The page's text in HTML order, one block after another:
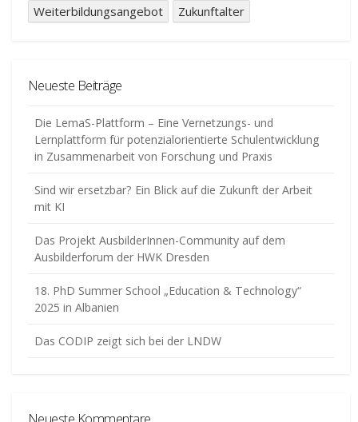
Weiterbildungsangebot
Zukunftalter
Neueste Beiträge
Die LemaS-Plattform – Eine Vernetzungs- und
Lernplattform für potenzialorientierte Schulentwicklung
in Zusammenarbeit von Forschung und Praxis
Sind wir ersetzbar? Ein Blick auf die Zukunft der Arbeit
mit KI
Das Projekt AusbilderInnen-Community auf dem
Ausbilderforum der HWK Dresden
18. PhD Summer School „Education & Technology“
2025 in Albanien
Das CODIP zeigt sich bei der LNDW
Neueste Kommentare